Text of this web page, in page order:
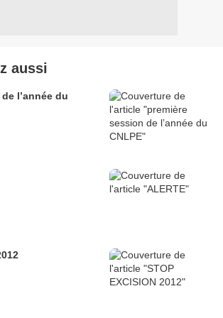
aussi
l’année du